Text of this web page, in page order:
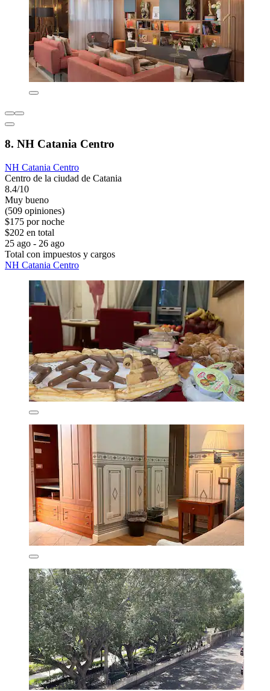
8. NH Catania Centro
NH Catania Centro
Centro de la ciudad de Catania
8.4/10
Muy bueno
(509 opiniones)
$175 por noche
$202 en total
25 ago - 26 ago
Total con impuestos y cargos
NH Catania Centro